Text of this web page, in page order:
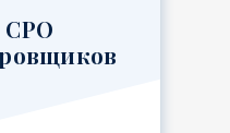
СРО